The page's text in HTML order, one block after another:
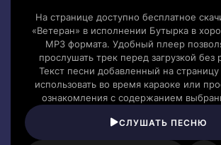
На странице доступно бесплатное
«Ветеран» в исполнении Бутырка в
MP3 формата. Удобный плеер
прослушать трек перед загрузкой без
Текст песни добавленный на
использовать во время караоке или
ознакомления с содержанием
СЛУШАТЬ ПЕСНЮ